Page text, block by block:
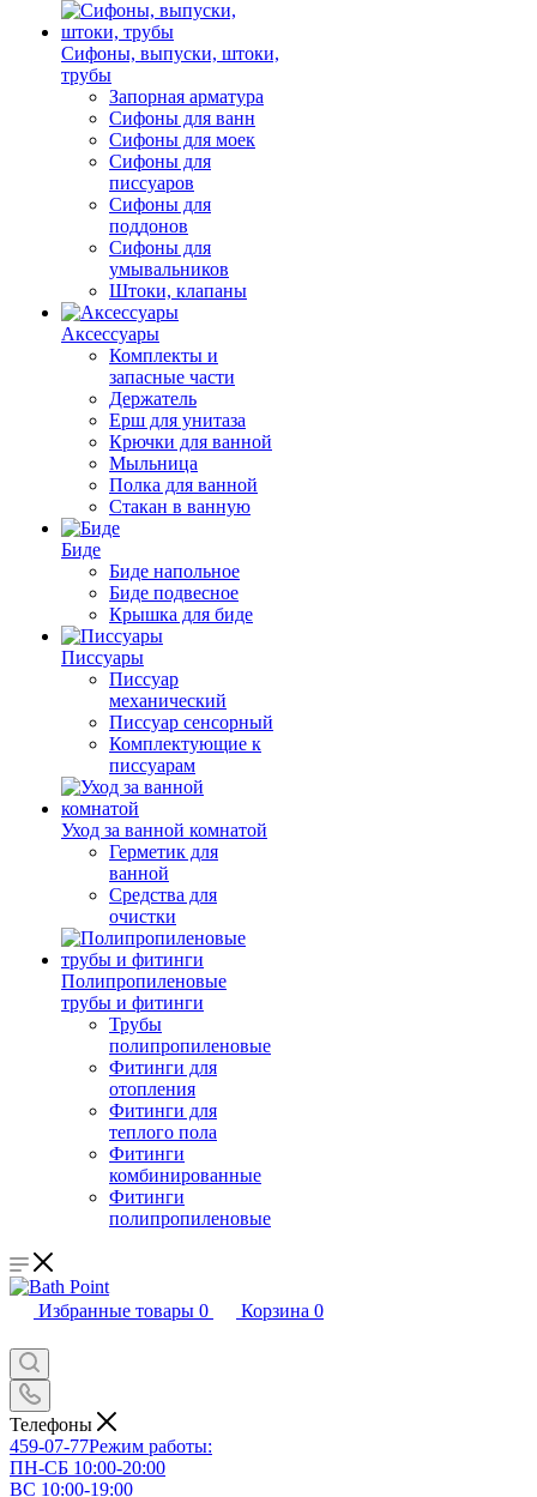
Сифоны, выпуски, штоки,
трубы
Запорная арматура
Сифоны для ванн
Сифоны для моек
Сифоны для
писсуаров
Сифоны для
поддонов
Сифоны для
умывальников
Штоки, клапаны
Аксессуары
Комплекты и
запасные части
Держатель
Ерш для унитаза
Крючки для ванной
Мыльница
Полка для ванной
Стакан в ванную
Биде
Биде напольное
Биде подвесное
Крышка для биде
Писсуары
Писсуар
механический
Писсуар сенсорный
Комплектующие к
писсуарам
Уход за ванной комнатой
Герметик для
ванной
Средства для
очистки
Полипропиленовые
трубы и фитинги
Трубы
полипропиленовые
Фитинги для
отопления
Фитинги для
теплого пола
Фитинги
комбинированные
Фитинги
полипропиленовые
Избранные товары 0 Корзина 0
Телефоны
459-07-77Режим работы:
ПН-СБ 10:00-20:00
ВС 10:00-19:00